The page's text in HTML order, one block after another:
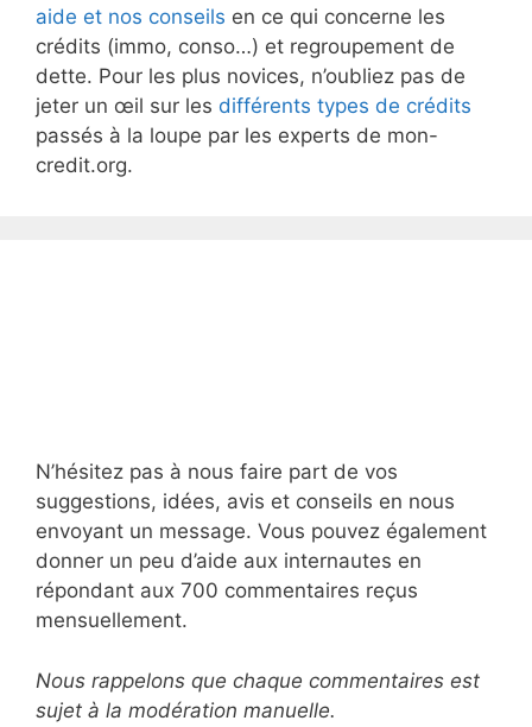
aide et nos conseils en ce qui concerne les
crédits (immo, conso…) et regroupement de
dette. Pour les plus novices, n’oubliez pas de
jeter un œil sur les différents types de crédits
passés à la loupe par les experts de mon-
credit.org.
N’hésitez pas à nous faire part de vos
suggestions, idées, avis et conseils en nous
envoyant un message. Vous pouvez également
donner un peu d’aide aux internautes en
répondant aux 700 commentaires reçus
mensuellement.
Nous rappelons que chaque commentaires est
sujet à la modération manuelle.